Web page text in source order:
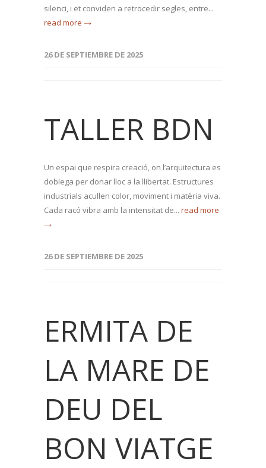
silenci, i et conviden a retrocedir segles, entre...
read more →
26 DE SEPTIEMBRE DE 2025
TALLER BDN
Un espai que respira creació, on l’arquitectura es
doblega per donar lloc a la llibertat. Estructures
industrials acullen color, moviment i matèria viva.
Cada racó vibra amb la intensitat de... read more
→
26 DE SEPTIEMBRE DE 2025
ERMITA DE
LA MARE DE
DEU DEL
BON VIATGE